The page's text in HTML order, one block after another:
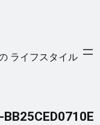
ライフスタイル